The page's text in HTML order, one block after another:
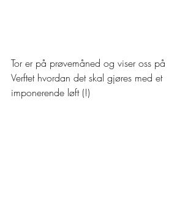
Tor er på prøvemåned og viser oss på
Verftet hvordan det skal gjøres med et
imponerende løft (!)